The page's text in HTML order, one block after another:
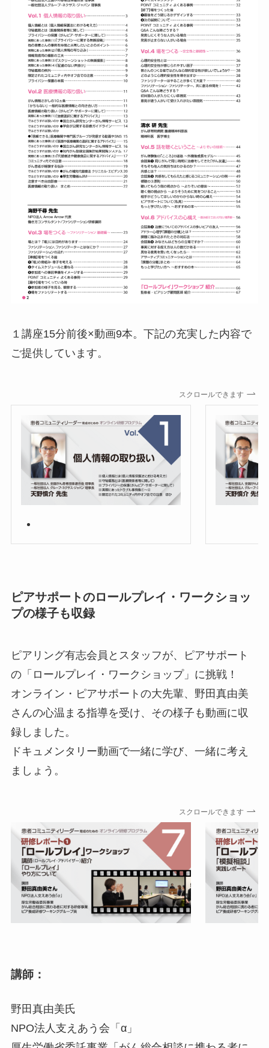
１講座15分前後×動画9本。下記の充実した内容で
ご提供しています。
スクロールできます
ピアサポートのロールプレイ・ワークショッ
プの様子も収録
ピアリング有志会員とスタッフが、ピアサポート
の「ロールプレイ・ワークショップ」に挑戦！
オンライン・ピアサポートの大先輩、野田真由美
さんの心温まる指導を受け、その様子も動画に収
録しました。
ドキュメンタリー動画で一緒に学び、一緒に考え
ましょう。
スクロールできます
講師：
野田真由美氏
NPO法人支えあう会「α」